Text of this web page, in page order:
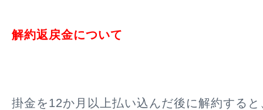
解約返戻金について
掛金を12か月以上払い込んだ後に解約する